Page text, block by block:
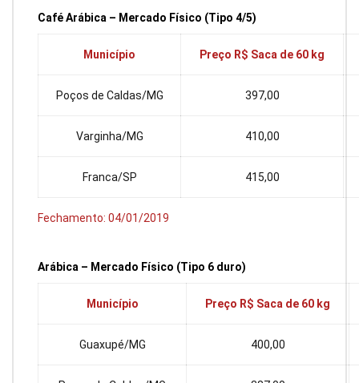
Café Arábica – Mercado Físico (Tipo 4/5)
Município Preço R$ Saca de 60 kg
Poços de Caldas/MG 397,00
Varginha/MG 410,00
Franca/SP 415,00
Fechamento: 04/01/2019
Arábica – Mercado Físico (Tipo 6 duro)
Município Preço R$ Saca de 60 kg
Guaxupé/MG 400,00